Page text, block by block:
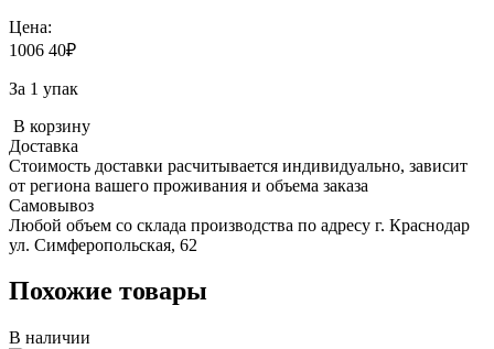
Цена:
1006 40₽
За 1 упак
В корзину
Доставка
Стоимость доставки расчитывается индивидуально, зависит
от региона вашего проживания и объема заказа
Самовывоз
Любой объем со склада производства по адресу г. Краснодар
ул. Симферопольская, 62
Похожие товары
В наличии